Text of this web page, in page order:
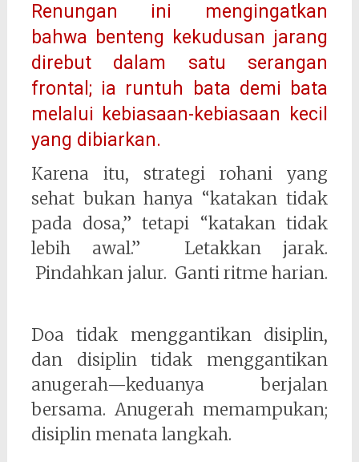
Renungan ini mengingatkan
bahwa benteng kekudusan jarang
direbut dalam satu serangan
frontal; ia runtuh bata demi bata
melalui kebiasaan-kebiasaan kecil
yang dibiarkan.
Karena itu, strategi rohani yang
sehat bukan hanya “katakan tidak
pada dosa,” tetapi “katakan tidak
lebih awal.” Letakkan jarak.
Pindahkan jalur. Ganti ritme harian.
Doa tidak menggantikan disiplin,
dan disiplin tidak menggantikan
anugerah—keduanya berjalan
bersama. Anugerah memampukan;
disiplin menata langkah.